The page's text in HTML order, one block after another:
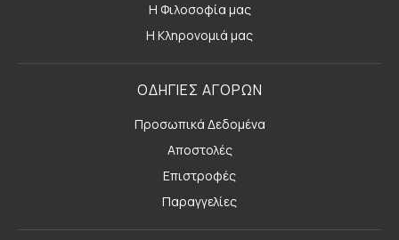
Η Φιλοσοφία μας
Η Κληρονομιά μας
ΟΔΗΓΙΕΣ ΑΓΟΡΩΝ
Προσωπικά Δεδομένα
Αποστολές
Επιστροφές
Παραγγελίες